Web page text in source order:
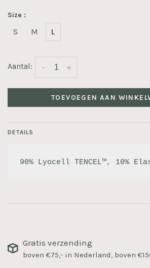
Size :
S M L
Aantal: +
-
TOEVOEGEN AAN
DETAILS
90% Lyocell TENCEL™, 10%
Gratis verzending
boven €75,- in Nederland, boven